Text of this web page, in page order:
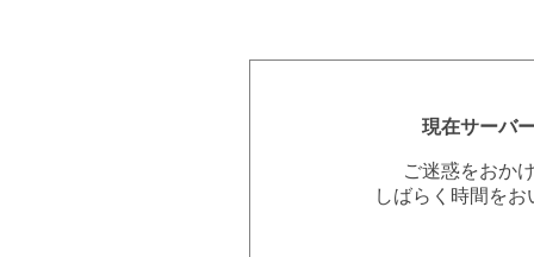
現在サーバ
ご迷惑をおか
しばらく時間を